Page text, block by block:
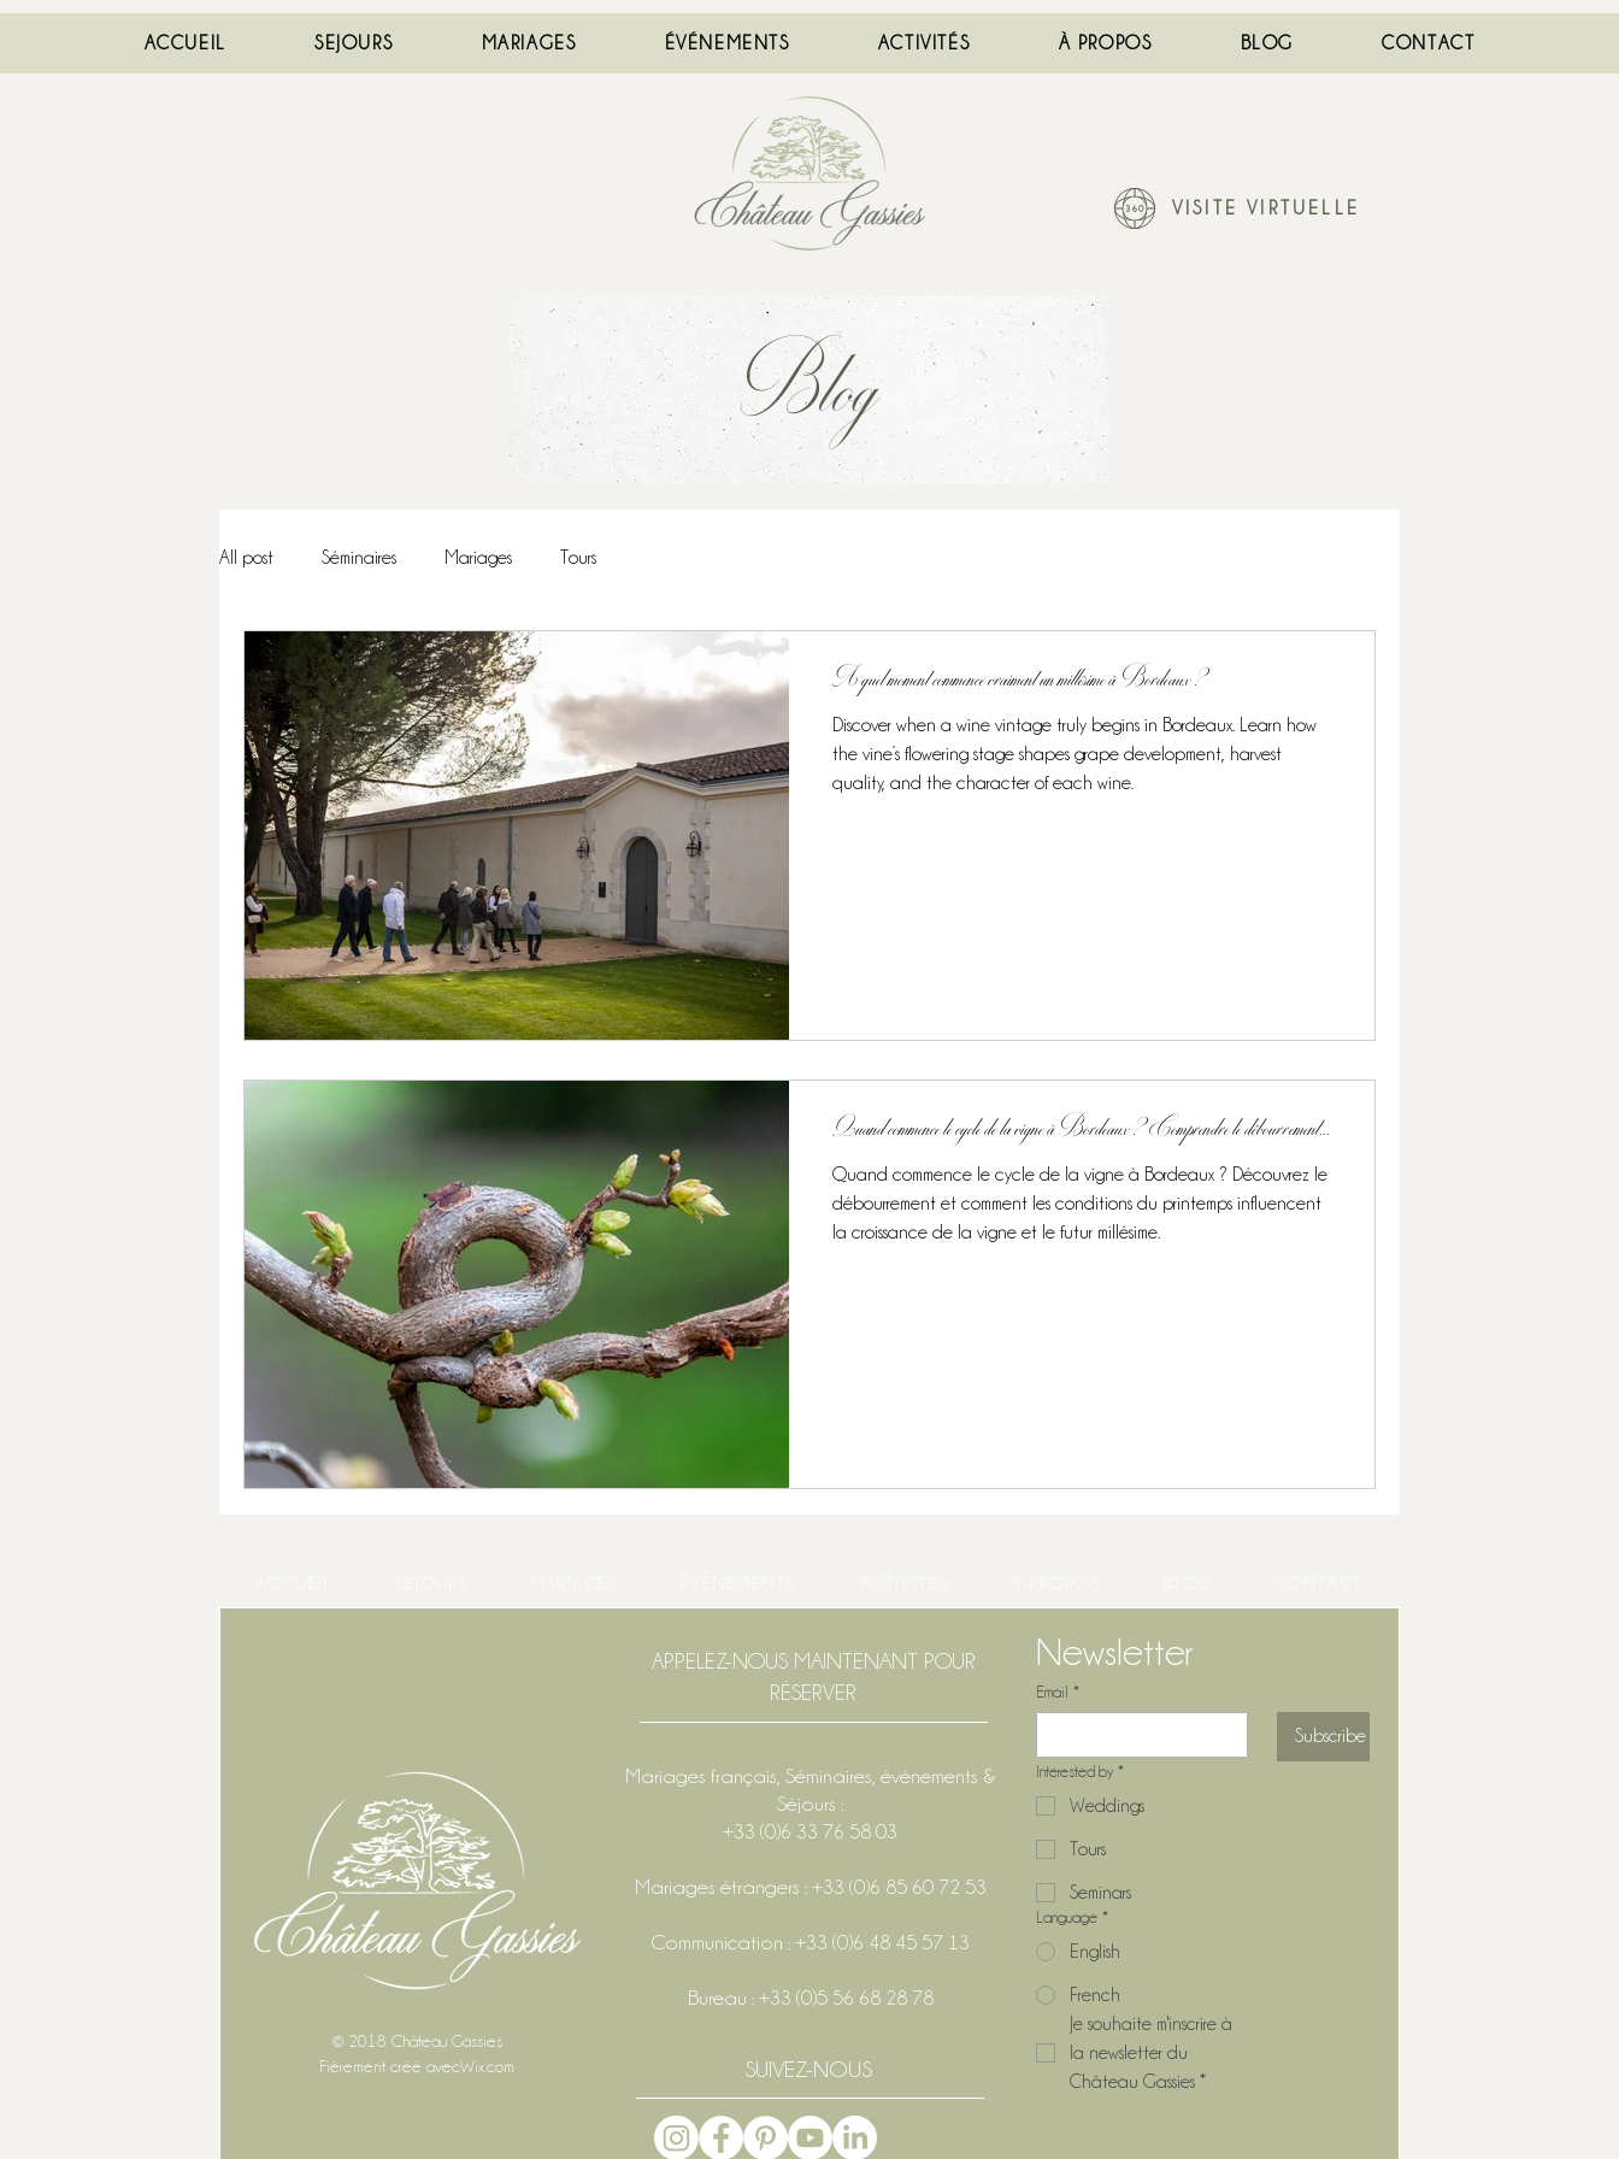
ACCUEIL SEJOURS MARIAGES ÉVÉNEMENTS ACTIVITÉS À PROPOS BLOG CONTACT
VISITE VIRTUELLE
All post Séminaires Mariages Tours
A quel moment commence vraiment un millésime à Bordeaux ?
Discover when a wine vintage truly begins in Bordeaux. Learn how
the vine’s flowering stage shapes grape development, harvest
quality, and the character of each wine.
Quand commence le cycle de la vigne à Bordeaux ? Comprendre le débourrement...
Quand commence le cycle de la vigne à Bordeaux ? Découvrez le
débourrement et comment les conditions du printemps influencent
la croissance de la vigne et le futur millésime.
Blog
© 2018 Château Gassies
Fièrement créé avecWix.com
APPELEZ-NOUS MAINTENANT POUR
RÉSERVER
Mariages français, Séminaires, événements &
Séjours :
+33 (0)6 33 76 58 03
Mariages étrangers : +33 (0)6 85 60 72 53
Communication : +33 (0)6 48 45 57 13
Bureau : +33 (0)5 56 68 28 78
SUIVEZ-NOUS
Newsletter
Email *
Subscribe
Interested by *
Weddings
Tours
Seminars
Language *
English
French
Je souhaite m'inscrire à
la newsletter du
Château Gassies *